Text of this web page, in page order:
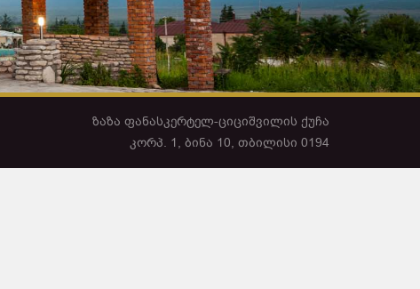
ზაზა ფანასკერტელ-ციციშვილის ქუჩა
კორპ. 1, ბინა 10, თბილისი 0194